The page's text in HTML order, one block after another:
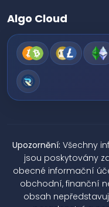
Algo Cloud
Upozornění: Všechny
jsou poskytovány
obecné informační
obchodní, finanční
obsah